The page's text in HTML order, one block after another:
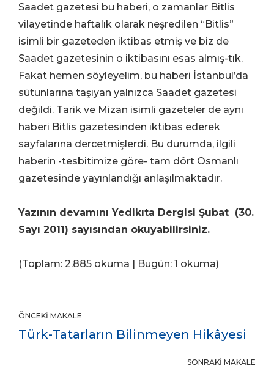
Saadet gazetesi bu haberi, o zamanlar Bitlis
vilayetinde haftalık olarak neşredilen “Bitlis”
isimli bir gazeteden iktibas etmiş ve biz de
Saadet gazetesinin o iktibasını esas almış-tık.
Fakat hemen söyleyelim, bu haberi İstanbul’da
sütunlarına taşıyan yalnızca Saadet gazetesi
değildi. Tarik ve Mizan isimli gazeteler de aynı
haberi Bitlis gazetesinden iktibas ederek
sayfalarına dercetmişlerdi. Bu durumda, ilgili
haberin -tesbitimize göre- tam dört Osmanlı
gazetesinde yayınlandığı anlaşılmaktadır.
Yazının devamını Yedikıta Dergisi Şubat (30.
Sayı 2011) sayısından okuyabilirsiniz.
(Toplam: 2.885 okuma | Bugün: 1 okuma)
ÖNCEKI MAKALE
Türk-Tatarların Bilinmeyen Hikâyesi
SONRAKI MAKALE